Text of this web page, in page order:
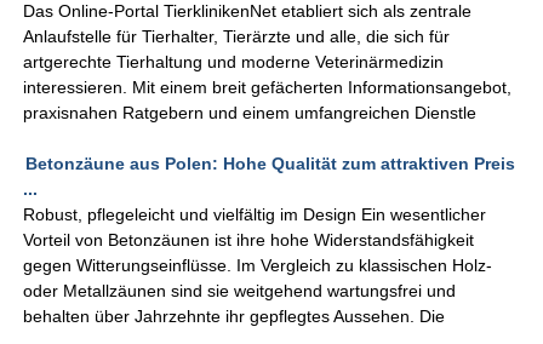
Das Online-Portal TierklinikenNet etabliert sich als zentrale
Anlaufstelle für Tierhalter, Tierärzte und alle, die sich für
artgerechte Tierhaltung und moderne Veterinärmedizin
interessieren. Mit einem breit gefächerten Informationsangebot,
praxisnahen Ratgebern und einem umfangreichen Dienstle
Betonzäune aus Polen: Hohe Qualität zum attraktiven Preis
...
Robust, pflegeleicht und vielfältig im Design Ein wesentlicher
Vorteil von Betonzäunen ist ihre hohe Widerstandsfähigkeit
gegen Witterungseinflüsse. Im Vergleich zu klassischen Holz-
oder Metallzäunen sind sie weitgehend wartungsfrei und
behalten über Jahrzehnte ihr gepflegtes Aussehen. Die